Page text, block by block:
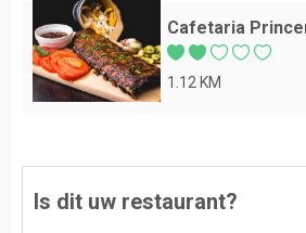
Cafetaria
1.12 KM
Is dit uw restaurant?